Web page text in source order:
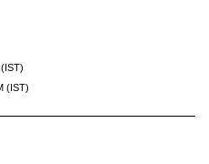
(IST)